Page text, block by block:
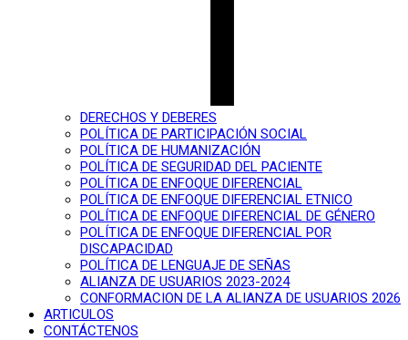
DERECHOS Y DEBERES
POLÍTICA DE PARTICIPACIÓN SOCIAL
POLÍTICA DE HUMANIZACIÓN
POLÍTICA DE SEGURIDAD DEL PACIENTE
POLÍTICA DE ENFOQUE DIFERENCIAL
POLÍTICA DE ENFOQUE DIFERENCIAL ETNICO
POLÍTICA DE ENFOQUE DIFERENCIAL DE GÉNERO
POLÍTICA DE ENFOQUE DIFERENCIAL POR
DISCAPACIDAD
POLÍTICA DE LENGUAJE DE SEÑAS
ALIANZA DE USUARIOS 2023-2024
CONFORMACION DE LA ALIANZA DE USUARIOS 2026
ARTICULOS
CONTÁCTENOS